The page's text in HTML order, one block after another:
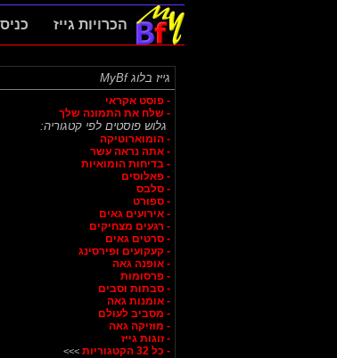
הכרויות גייז
גייז בלוג MyBf
- פוסט אקראי
- שלח את התמונה שלך
גלוש פוסטים לפי קטגוריה:
- הומוארוטיקה
- אתה נראה עשר
- בדיחות הומואיות
- פאלוסים
- סלבס
- ספורט
- אירועים גאים
- רגעים מצחיקים
- סרטים גאים
- קעקועים ופירסינג
- אופנה גאה
- פרסומות
- סבתות וסבים
- אומנות גאה
- מסביב לעולם
- מוזיקה גאה
- זוגות גייז
- כל 32 הקטגוריות
>>>